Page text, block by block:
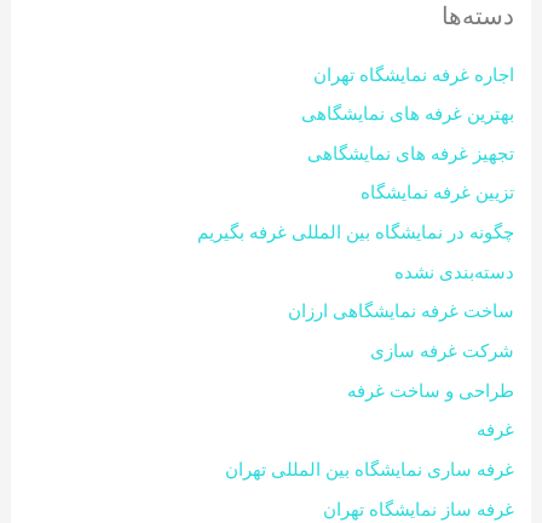
دسته‌ها
اجاره غرفه نمایشگاه تهران
بهترین غرفه های نمایشگاهی
تجهیز غرفه های نمایشگاهی
تزیین غرفه نمایشگاه
چگونه در نمایشگاه بین المللی غرفه بگیریم
دسته‌بندی نشده
ساخت غرفه نمایشگاهی ارزان
شرکت غرفه سازی
طراحی و ساخت غرفه
غرفه
غرفه ساری نمایشگاه بین المللی تهران
غرفه ساز نمایشگاه تهران